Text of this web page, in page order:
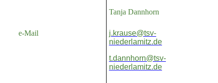
Tanja Dannhorn
e-Mail
j.krause@tsv-
niederlamitz.de
t.dannhorn@tsv-
niederlamitz.de